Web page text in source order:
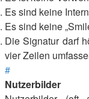
Es sind keine
Es sind keine
Die Signatur darf
vier Zeilen
#
Nutzerbilder